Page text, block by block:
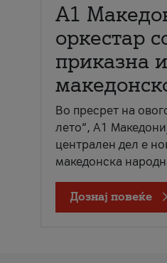
А1
оркестар
приказна
Во пресрет на
лето“, А1
централен дел е
македонска
Дознај повеќе